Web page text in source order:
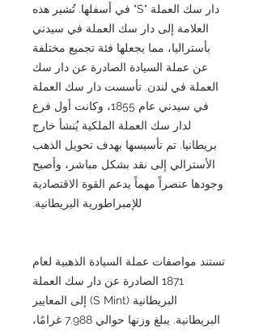
دار سك العملة "S" في أسفلها. تُشير هذه
العلامة إلى دار سك العملة في سيدني
بأستراليا، مما يجعلها فئة تجميع مختلفة
عن عملة السيادة الصادرة عن دار سك
العملة في لندن. تأسست دار سك العملة
في سيدني عام 1855، وكانت أول فرع
لدار سك العملة الملكية يُنشأ خارج
بريطانيا. تم تأسيسها بهدف تحويل الذهب
الأسترالي إلى نقد بشكل مباشر، وأصبح
وجودها عنصراً مهماً يدعم القوة الاقتصادية
للإمبراطورية البريطانية.
تستند مواصفات عملة السيادة الذهبية لعام
1871 الصادرة عن دار سك العملة
البريطانية (S Mint) إلى المعايير
البريطانية. يبلغ وزنها حوالي 7.988 غرامًا،